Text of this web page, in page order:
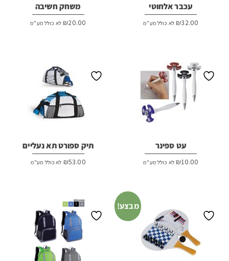
עכבר אלחוטי
₪32.00 לא כולל מע"מ
משחק חשיבה
₪20.00 לא כולל מע"מ
עט ספינר
₪10.00 לא כולל מע"מ
תיק ספורט תא נעליים
₪53.00 לא כולל מע"מ
מבצע!